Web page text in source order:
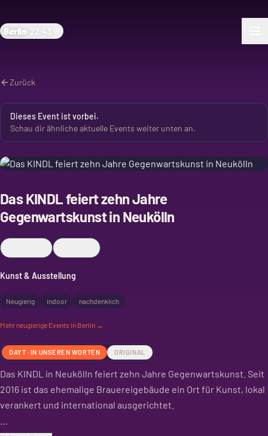
Berlin 22:43
Zurück
Dieses Event ist vorbei.
Schau dir ähnliche aktuelle Events weiter unten an.
Das KINDL feiert zehn Jahre
Gegenwartskunst in Neukölln
Kunst & Ausstellung
Neugierig indoor nachdenklich
Mehr neugierige Events in Berlin →
DAYT · IN UNSEREN WORTEN ORIGINAL
Das KINDL in Neukölln feiert zehn Jahre Gegenwartskunst. Seit
2016 ist das ehemalige Brauereigebäude ein Ort für Kunst, lokal
verankert und international ausgerichtet.